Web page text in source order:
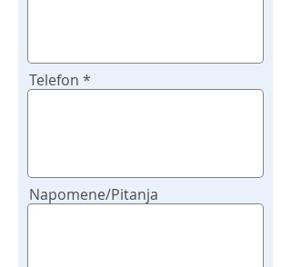
Telefon
Napomene/Pitanja